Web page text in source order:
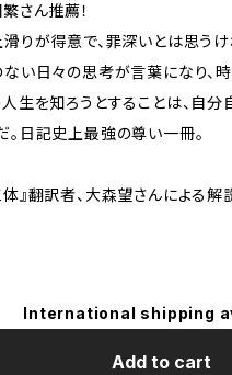
さん推薦！
滑りが得意で、罪深いとは思うけ
ない日々の思考が言葉になり、
人生を知ろうとすることは、自
。日記史上最強の尊い一冊。
体』翻訳者、大森望さんによる解
International shipping
Add to cart